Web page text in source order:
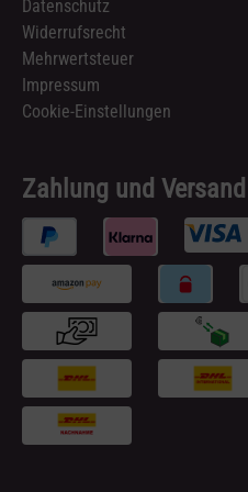
Datenschutz
Widerrufsrecht
Mehrwertsteuer
Impressum
Cookie-Einstellungen
Zahlung und Versand